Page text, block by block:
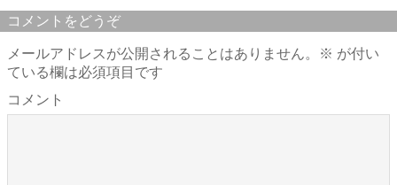
コメントをどうぞ
メールアドレスが公開されることはありません。 ※ が付い
ている欄は必須項目です
コメント